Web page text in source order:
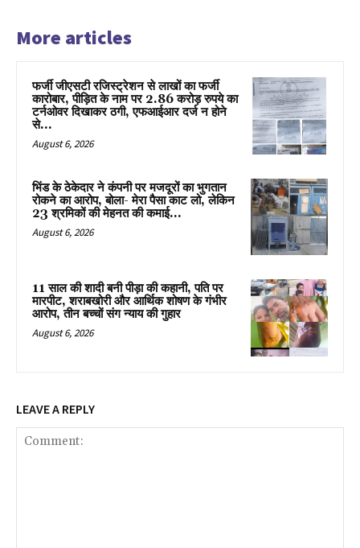
More articles
फर्जी जीएसटी रजिस्ट्रेशन से लाखों का फर्जी
कारोबार, पीड़ित के नाम पर 2.86 करोड़ रुपये का
टर्नओवर दिखाकर ठगी, एफआईआर दर्ज न होने
से...
August 6, 2026
भिंड के ठेकेदार ने कंपनी पर मजदूरों का भुगतान
रोकने का आरोप, बोला- मेरा पैसा काट लो, लेकिन
23 श्रमिकों की मेहनत की कमाई...
August 6, 2026
11 साल की शादी बनी पीड़ा की कहानी, पति पर
मारपीट, शराबखोरी और आर्थिक शोषण के गंभीर
आरोप, तीन बच्चों संग न्याय की गुहार
August 6, 2026
LEAVE A REPLY